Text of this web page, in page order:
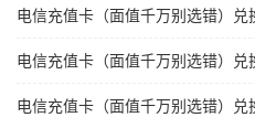
电信充值卡（面值千万别选错）兑
电信充值卡（面值千万别选错）兑
电信充值卡（面值千万别选错）兑